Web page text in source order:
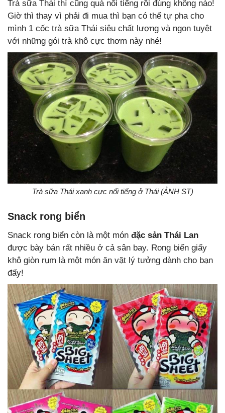
Trà sữa Thái thì cũng quá nổi tiếng rồi đúng không nào!
Giờ thì thay vì phải đi mua thì bạn có thể tự pha cho
mình 1 cốc trà sữa Thái siêu chất lượng và ngon tuyệt
với những gói trà khô cực thơm này nhé!
Trà sữa Thái xanh cực nổi tiếng ở Thái (ẢNH ST)
Snack rong biển
Snack rong biển còn là một món đặc sản Thái Lan
được bày bán rất nhiều ở cả sân bay. Rong biển giấy
khô giòn rụm là một món ăn vặt lý tưởng dành cho bạn
đấy!